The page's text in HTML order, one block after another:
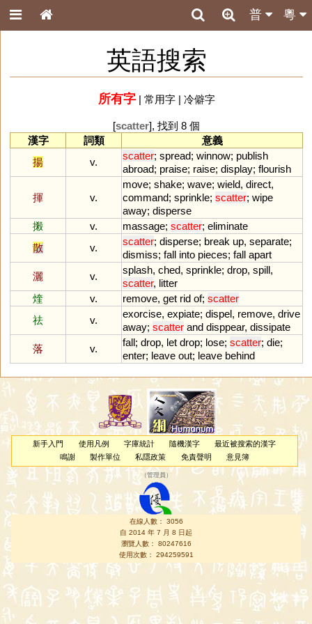
粵
普
英語搜索
所有字| 常用字| 冷僻字
[scatter], 找到 8 個
漢字
詞類
意義
揚
v.
scatter; spread; winnow; publish
abroad; praise; raise; display; flourish
揮 v.
move; shake; wave; wield, direct,
command; sprinkle; scatter; wipe
away; disperse
摋
v. massage; scatter; eliminate
散
v.
scatter; disperse; break up, separate;
dismiss; fall into pieces; fall apart
灑
v.
splash, ched, sprinkle; drop, spill,
scatter, litter
煃
v. remove, get rid of; scatter
祛
v.
exorcise, expiate; dispel, remove, drive
away; scatter and disppear, dissipate
落
v.
fall; drop, let drop; lose; scatter; die;
enter; leave out; leave behind
新手入門 使用凡例 字庫統計 隨機漢字
最近被搜索的漢字
鳴謝
製作單位 私隱政策 免責聲明 意見簿
（管理員 ）
在線人數： 3056
自 2014 年 7 月 8 日起
瀏覽人數： 80247616
使用次數： 294259591